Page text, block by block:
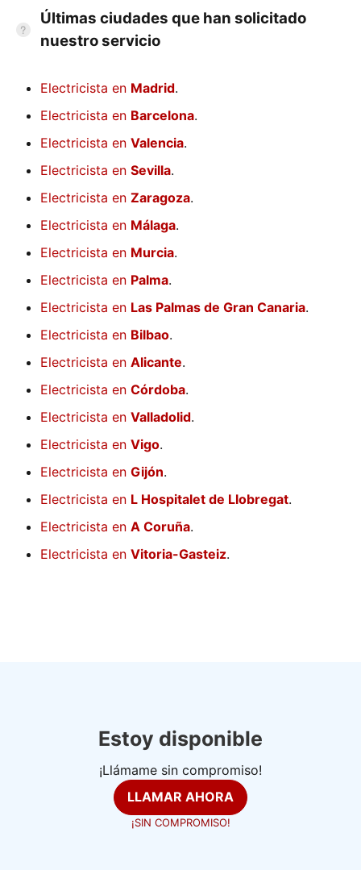
Últimas ciudades que han solicitado
nuestro servicio
Electricista en Madrid.
Electricista en Barcelona.
Electricista en Valencia.
Electricista en Sevilla.
Electricista en Zaragoza.
Electricista en Málaga.
Electricista en Murcia.
Electricista en Palma.
Electricista en Las Palmas de Gran Canaria.
Electricista en Bilbao.
Electricista en Alicante.
Electricista en Córdoba.
Electricista en Valladolid.
Electricista en Vigo.
Electricista en Gijón.
Electricista en L Hospitalet de Llobregat.
Electricista en A Coruña.
Electricista en Vitoria-Gasteiz.
Estoy disponible
¡Llámame sin compromiso!
LLAMAR AHORA
¡SIN COMPROMISO!